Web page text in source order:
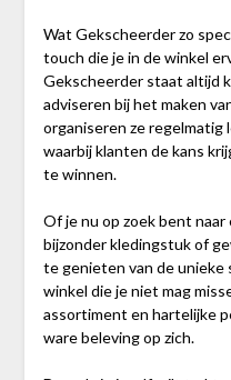
Wat Gekscheerder zo
touch die je in de winkel
Gekscheerder staat altijd
adviseren bij het maken
organiseren ze regelmatig
waarbij klanten de kans
te winnen.
Of je nu op zoek bent naar
bijzonder kledingstuk of
te genieten van de unieke
winkel die je niet mag
assortiment en hartelijke
ware beleving op zich.